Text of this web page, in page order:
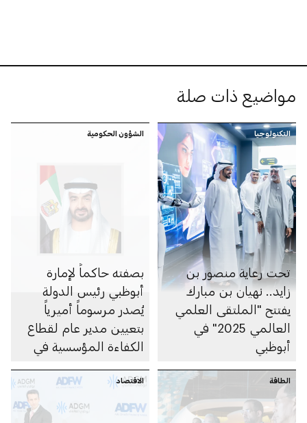
مواضيع ذات صلة
التكنولوجيا
تحت رعاية منصور بن
زايد.. نهيان بن مبارك
يفتتح "الملتقى العلمي
العالمي 2025" في
أبوظبي
الشؤون الحكومية
بصفته حاكماً لإمارة
أبوظبي رئيس الدولة
يُصدر مرسوماً أميرياً
بتعيين مدير عام لقطاع
الكفاءة المؤسسية في
الطاقة الاقتصاد